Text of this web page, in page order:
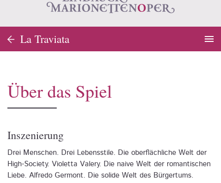
La Traviata
Über das Spiel
Inszenierung
Drei Menschen. Drei Lebensstile. Die oberflächliche Welt der
High-Society. Violetta Valery. Die naive Welt der romantischen
Liebe. Alfredo Germont. Die solide Welt des Bürgertums.